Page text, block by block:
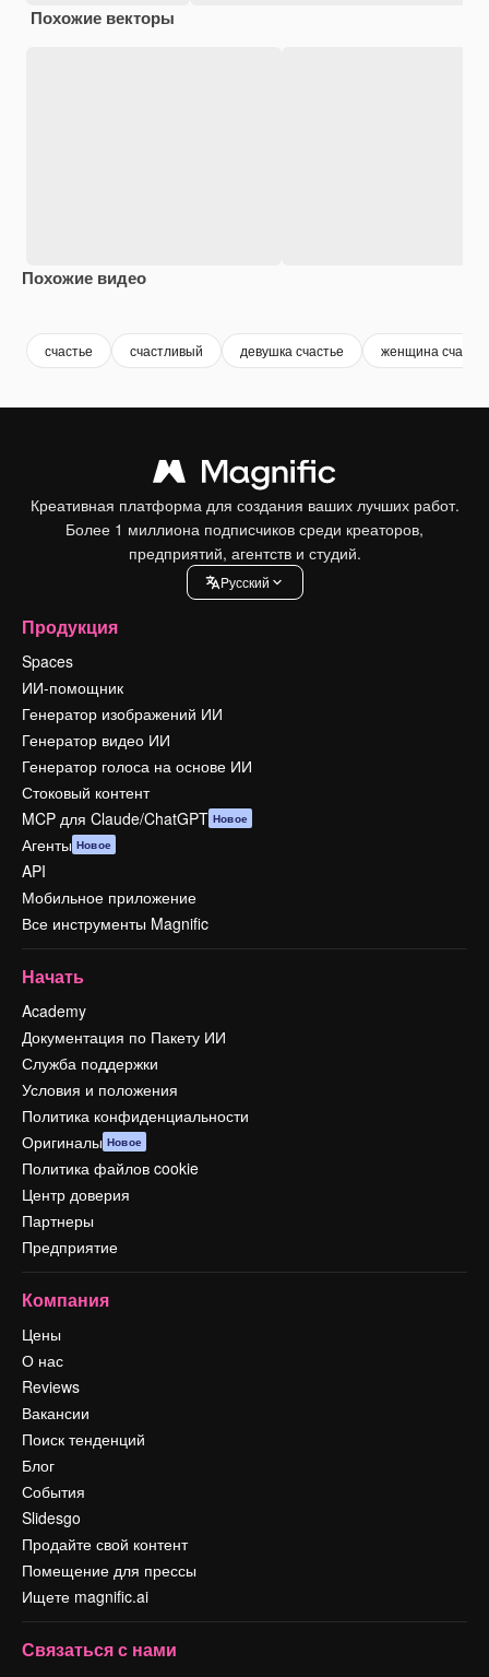
Похожие векторы
Похожие видео
счастье счастливый девушка счастье женщина
Креативная платформа для создания ваших лучших работ.
Более 1 миллиона подписчиков среди креаторов,
предприятий, агентств и студий.
Pусский
Продукция
Spaces
ИИ-помощник
Генератор изображений ИИ
Генератор видео ИИ
Генератор голоса на основе ИИ
Стоковый контент
MCP для Claude/ChatGPT Новое
Агенты Новое
API
Мобильное приложение
Все инструменты Magnific
Начать
Academy
Документация по Пакету ИИ
Служба поддержки
Условия и положения
Политика конфиденциальности
Оригиналы Новое
Политика файлов cookie
Центр доверия
Партнеры
Предприятие
Компания
Цены
О нас
Reviews
Вакансии
Поиск тенденций
Блог
События
Slidesgo
Продайте свой контент
Помещение для прессы
Ищете magnific.ai
Связаться с нами